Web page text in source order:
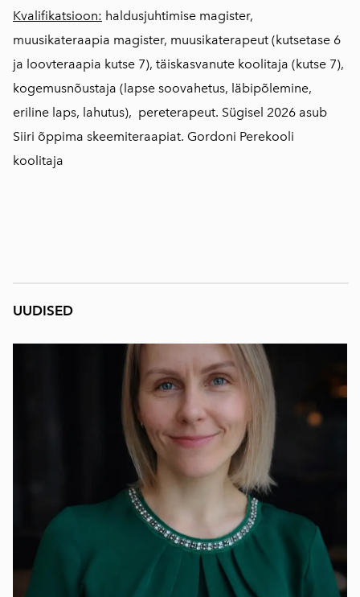
Kvalifikatsioon: haldusjuhtimise magister,
muusikateraapia magister, muusikaterapeut (kutsetase 6
ja loovteraapia kutse 7), täiskasvanute koolitaja (kutse 7),
kogemusnõustaja (lapse soovahetus, läbipõlemine,
eriline laps, lahutus), pereterapeut. Sügisel 2026 asub
Siiri õppima skeemiteraapiat. Gordoni Perekooli
koolitaja
UUDISED